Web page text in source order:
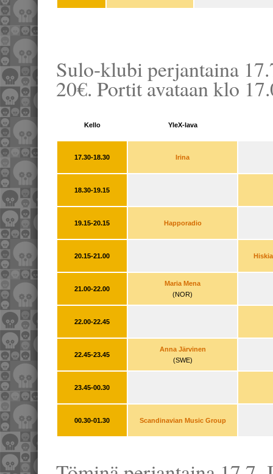
Sulo-klubi perjantaina
20€. Portit avataan klo
Kello YleX-lava
17.30-18.30 Irina
18.30-19.15
19.15-20.15 Happoradio
20.15-21.00
21.00-22.00
Maria Mena
(NOR)
22.00-22.45
22.45-23.45
Anna Järvinen
(SWE)
23.45-00.30
00.30-01.30 Scandinavian Music Group